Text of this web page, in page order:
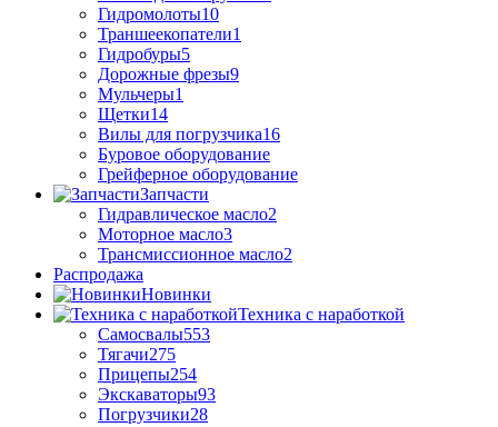
Гидромолоты10
Траншеекопатели1
Гидробуры5
Дорожные фрезы9
Мульчеры1
Щетки14
Вилы для погрузчика16
Буровое оборудование
Грейферное оборудование
Запчасти
Гидравлическое масло2
Моторное масло3
Трансмиссионное масло2
Распродажа
Новинки
Техника с наработкой
Самосвалы553
Тягачи275
Прицепы254
Экскаваторы93
Погрузчики28